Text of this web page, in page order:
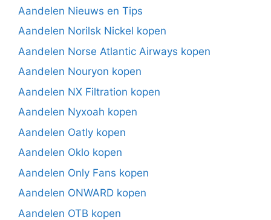
Aandelen Nieuws en Tips
Aandelen Norilsk Nickel kopen
Aandelen Norse Atlantic Airways kopen
Aandelen Nouryon kopen
Aandelen NX Filtration kopen
Aandelen Nyxoah kopen
Aandelen Oatly kopen
Aandelen Oklo kopen
Aandelen Only Fans kopen
Aandelen ONWARD kopen
Aandelen OTB kopen